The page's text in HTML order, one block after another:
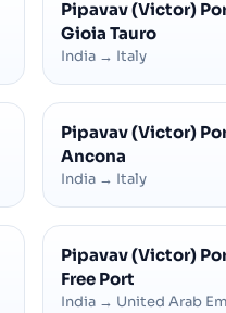
Pipavav (Victor)
Gioia Tauro
India → Italy
Pipavav (Victor)
Ancona
India → Italy
Pipavav (Victor)
Free Port
India → United Arab